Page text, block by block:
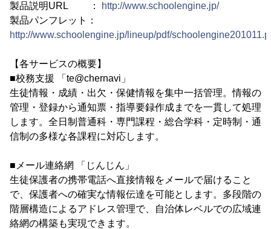
製品説明URL ：
http://www.schoolengine.jp/
製品パンフレット：
http://www.schoolengine.jp/lineup/pdf/
【各サービスの概要】
■校務支援 「te@chernavi」
生徒情報・成績・出欠・保健情報を集中一括管理。情報の
管理・登録から通知票・指導要録作成までを一貫して処理
します。全日制普通科・専門課程・総合学科・定時制・通
信制の多様な各課程に対応します。
■メール連絡網 「じんじん」
生徒保護者の携帯電話へ直接情報をメールで届けること
で、保護者への確実な情報伝達を可能とします。多段階の
階層構造によるアドレス管理で、自治体レベルでの広域連
絡網の構築も実現できます。